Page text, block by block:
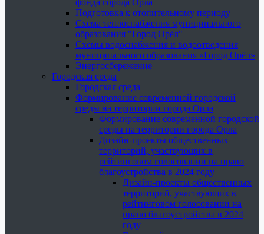
фонда города Орла
Подготовка к отопительному периоду
Схема теплоснабжения муниципального
образования "Город Орёл"
Схемы водоснабжения и водоотведения
муниципального образования «Город Орёл»
Энергосбережение
Городская среда
Городская среда
Формирование современной городской
среды на территории города Орла
Формирование современной городской
среды на территории города Орла
Дизайн-проекты общественных
территорий, участвующих в
рейтинговом голосовании на право
благоустройства в 2024 году
Дизайн-проекты общественных
территорий, участвующих в
рейтинговом голосовании на
право благоустройства в 2024
году